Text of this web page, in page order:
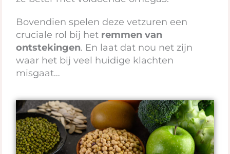
Bovendien spelen deze vetzuren een
cruciale rol bij het remmen van
ontstekingen. En laat dat nou net zijn
waar het bij veel huidige klachten
misgaat…